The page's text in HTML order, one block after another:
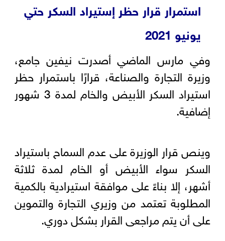
استمرار قرار حظر إستيراد السكر حتي
يونيو 2021
وفي مارس الماضي أصدرت نيفين جامع،
وزيرة التجارة والصناعة، قرارًا باستمرار حظر
استيراد السكر الأبيض والخام لمدة 3 شهور
إضافية.
وينص قرار الوزيرة على عدم السماح باستيراد
السكر سواء الأبيض أو الخام لمدة ثلاثة
أشهر، إلا بناءً على موافقة استيرادية بالكمية
المطلوبة تعتمد من وزيري التجارة والتموين
على أن يتم مراجعى القرار بشكل دوري.